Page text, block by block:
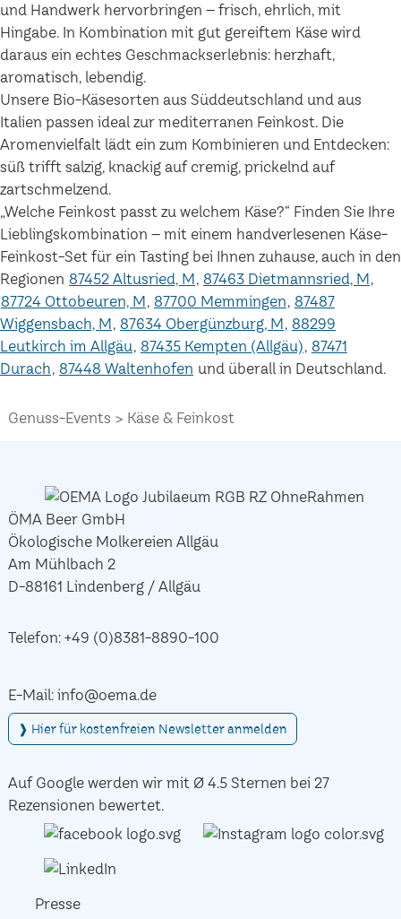
und Handwerk hervorbringen – frisch, ehrlich, mit
Hingabe. In Kombination mit gut gereiftem Käse wird
daraus ein echtes Geschmackserlebnis: herzhaft,
aromatisch, lebendig.
Unsere Bio-Käsesorten aus Süddeutschland und aus
Italien passen ideal zur mediterranen Feinkost. Die
Aromenvielfalt lädt ein zum Kombinieren und Entdecken:
süß trifft salzig, knackig auf cremig, prickelnd auf
zartschmelzend.
„Welche Feinkost passt zu welchem Käse?“ Finden Sie Ihre
Lieblingskombination – mit einem handverlesenen Käse-
Feinkost-Set für ein Tasting bei Ihnen zuhause, auch in den
Regionen 87452 Altusried, M 87463 Dietmannsried, M
87724 Ottobeuren, M 87700 Memmingen 87487
Wiggensbach, M 87634 Obergünzburg, M 88299
Leutkirch im Allgäu 87435 Kempten (Allgäu) 87471
Durach 87448 Waltenhofen und überall in Deutschland.
Genuss-Events Käse & Feinkost
ÖMA Beer GmbH
Ökologische Molkereien Allgäu
Am Mühlbach 2
D-88161 Lindenberg / Allgäu
Telefon: +49 (0)8381-8890-100
E-Mail: info@oema.de
❱ Hier für kostenfreien Newsletter anmelden
Auf Google werden wir mit Ø 4.5 Sternen bei 27
Rezensionen bewertet.
Presse